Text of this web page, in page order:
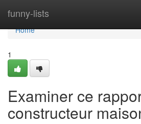
funny-lists
Home
Home
1
Examiner ce
constructeur